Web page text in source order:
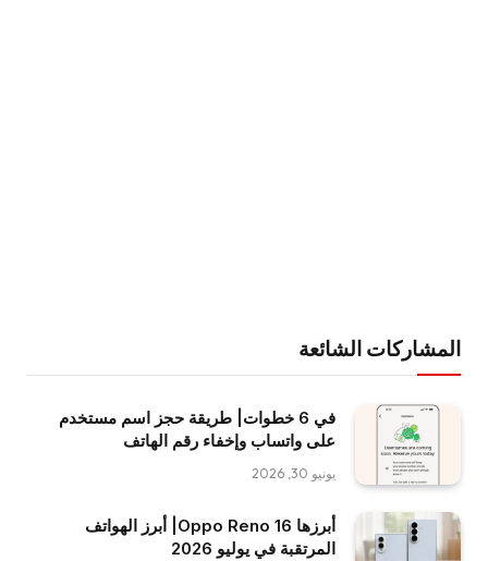
المشاركات الشائعة
في 6 خطوات| طريقة حجز اسم مستخدم
على واتساب وإخفاء رقم الهاتف
يونيو 30, 2026
أبرزها Oppo Reno 16| أبرز الهواتف
المرتقبة في يوليو 2026